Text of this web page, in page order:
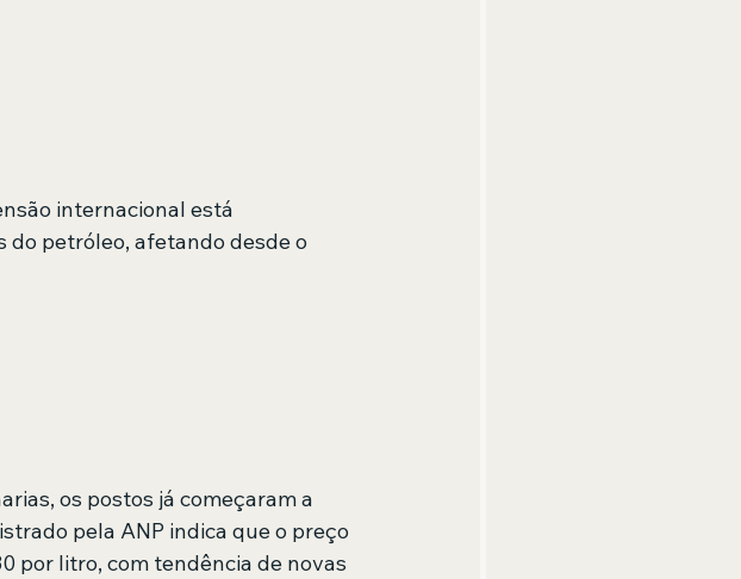
internacional está
do petróleo, afetando desde o
os postos já começaram a
pela ANP indica que o preço
por litro, com tendência de novas